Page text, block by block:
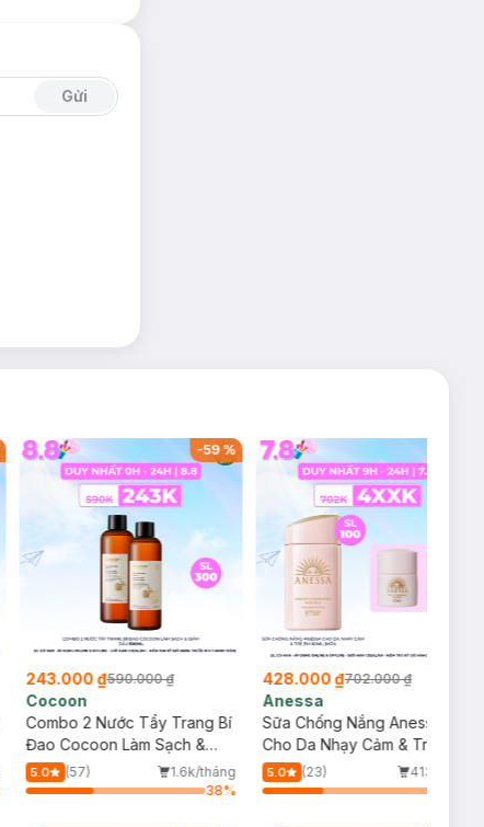
Gửi
-59%
243.000 ₫590.000 ₫
Cocoon
Combo 2 Nước Tẩy Trang Bí
Đao Cocoon Làm Sạch &
Giảm Dầu 500ml
5.0 (57)
1.6k/tháng
38%
428.000 ₫702.000 ₫
Anessa
Sữa Chống Nắng Anessa
Cho Da Nhạy Cảm & Trẻ Em
60ml (Mới)
5.0 (23)
413/tháng